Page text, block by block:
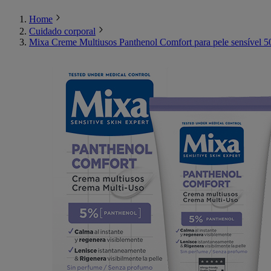
Home
Cuidado corporal
Mixa Creme Multiusos Panthenol Comfort para pele sensível